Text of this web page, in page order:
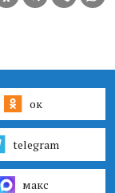
ок
telegram
макс